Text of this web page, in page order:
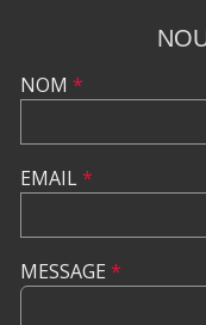
NOM *
EMAIL*
MESSAGE *